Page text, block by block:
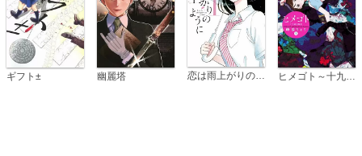
ギフト± 幽麗塔 恋は雨上がりのように